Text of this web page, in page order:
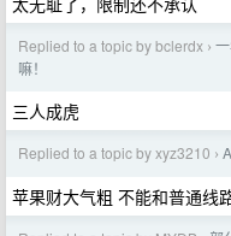
Replied to a topic by bclerdx ›
嘛！
三人成虎
Replied to a topic by xyz3210 ›
苹果财大气粗 不能和普通线